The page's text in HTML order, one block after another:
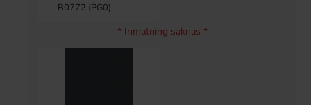
B0772 (PG0)
* Inmatning saknas *